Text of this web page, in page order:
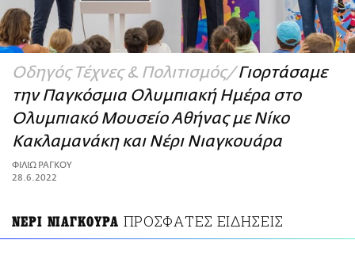
ΑΜΠΑ
PRINT
Οδηγός Τέχνες & Πολιτισμός Γιορτάσαμε
την Παγκόσμια Ολυμπιακή Ημέρα στο
Ολυμπιακό Μουσείο Αθήνας με Νίκο
Κακλαμανάκη και Νέρι Νιαγκουάρα
ΦΙΛΙΩ ΡΑΓΚΟΥ
28.6.2022
ΝΕΡΙ ΝΙΑΓΚΟΥΡΑ ΠΡΟΣΦΑΤΕΣ ΕΙΔΗΣΕΙΣ